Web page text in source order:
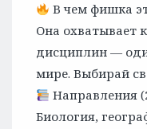
В чем фишка
Она охватывает
дисциплин —
мире. Выбирай
Направления
Биология,